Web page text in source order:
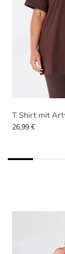
T Shirt mit
26,99 €